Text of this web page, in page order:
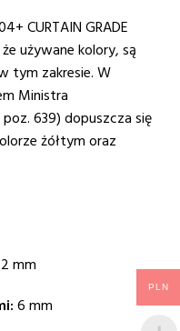
CURTAIN GRADE
używane kolory, są
tym zakresie. W
Ministra
639) dopuszcza się
żółtym oraz
mm
6 mm
PLN